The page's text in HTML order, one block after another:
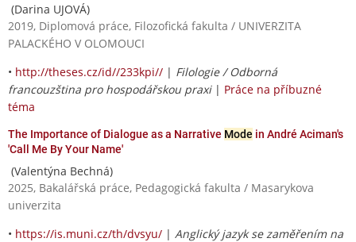
(Darina UJOVÁ)
2019, Diplomová práce, Filozofická fakulta / UNIVERZITA
PALACKÉHO V OLOMOUCI
• http://theses.cz/id//233kpi// | Filologie / Odborná
francouzština pro hospodářskou praxi| Práce na příbuzné
téma
The Importance of Dialogue as a Narrative Mode in André Aciman's
'Call Me By Your Name'
(Valentýna Bechná)
2025, Bakalářská práce, Pedagogická fakulta / Masarykova
univerzita
• https://is.muni.cz/th/dvsyu/ | Anglický jazyk se zaměřením na